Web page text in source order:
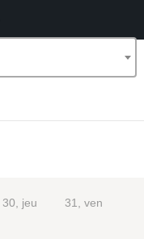
30, jeu 31, ven